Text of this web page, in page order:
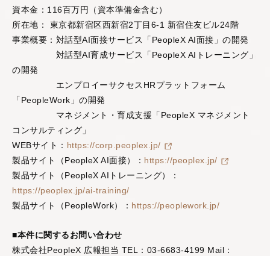
資本金：116百万円（資本準備金含む）
所在地： 東京都新宿区西新宿2丁目6-1 新宿住友ビル24階
事業概要：対話型AI面接サービス「PeopleX AI面接」の開発
対話型AI育成サービス「PeopleX AIトレーニング」
の開発
エンプロイーサクセスHRプラットフォーム
「PeopleWork」の開発
マネジメント・育成支援「PeopleX マネジメント
コンサルティング」
WEBサイト： https://corp.peoplex.jp/
製品サイト（PeopleX AI面接）： https://peoplex.jp/
製品サイト（PeopleX AIトレーニング）：
https://peoplex.jp/ai-training/
製品サイト（PeopleWork）： https://peoplework.jp/
■本件に関するお問い合わせ
株式会社PeopleX 広報担当 TEL：03-6683-4199 Mail：